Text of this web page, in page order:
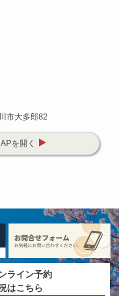
市大多郎82
を開く
ライン予約
はこちら